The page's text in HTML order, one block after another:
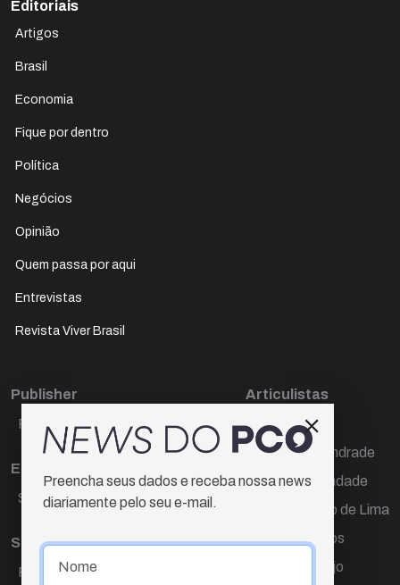
Editoriais
Artigos
Brasil
Economia
Fique por dentro
Política
Negócios
Opinião
Quem passa por aqui
Entrevistas
Revista Viver Brasil
Publisher
Paulo Cesar de Oliveira
Editora Chefe
Sueli Cotta
Sub-editora
Raquel Ayres
Articulistas
Décio Freire
Dr Marcos Andrade
Hamilton Trindade
Igor Carvalho de Lima
Mario Campos
Renata Araújo
Preencha seus dados e receba nossa news
diariamente pelo seu e-mail.